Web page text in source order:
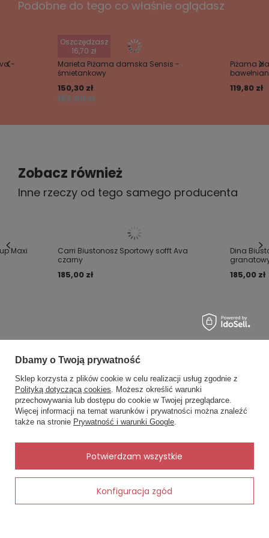
Dodaj do koszyka
stabilne podtrzymanie biustu nawet podczas
Twój email
Podobne do tego co właśnie oglądasz
-
Oszczędzasz
16,70 zł
Marieta Piżama damska Sensis -
śmietankowy
167,00 zł
150,30 zł
Piżama
119,80 zł
Zobacz również
Inne rzeczy od tego samego producenta
Maxi
Carri Biustonosz Sportowy sofft Ava
czarny
185,00 zł
Dina
185,00 zł
MOJE ZAMÓWIENIE
Status zamówienia
Śledzenie przesyłki
Chcę zareklamować produkt
📏 Pomóc dobrać
rozmiar?
Podaj obwód pod biustem i w
biuście, a dobiorę rozmiar.
Dbamy o Twoją prywatność
Sklep korzysta z plików cookie w celu realizacji usług zgodnie z
Polityką dotyczącą cookies. Możesz określić warunki
przechowywania lub dostępu do cookie w Twojej przeglądarce.
Więcej informacji na temat warunków i prywatności można znaleźć
także na stronie Prywatność i warunki Google.
Konfiguracja zgód
Potwierdzam wszystkie